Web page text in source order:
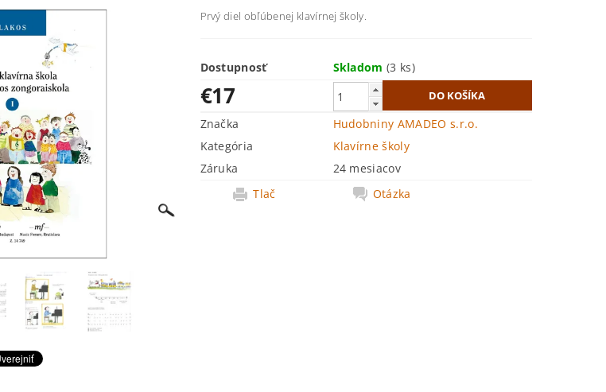
Prvý diel obľúbenej klavírnej školy.
Dostupnosť Skladom(3 ks)
€17
Značka
Hudobniny AMADEO s.r.o.
Kategória
Klavírne školy
Záruka
24 mesiacov
Tlač
Otázka